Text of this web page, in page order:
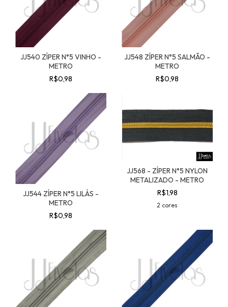
JJ540 ZÍPER N°5 VINHO -
METRO
R$0,98
JJ548 ZÍPER N°5 SALMÃO -
METRO
R$0,98
JJ544 ZÍPER N°5 LILÁS -
METRO
R$0,98
JJ568 - ZÍPER N°5 NYLON
METALIZADO - METRO
R$1,98
2 cores